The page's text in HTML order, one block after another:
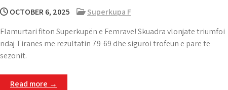
OCTOBER 6, 2025
Superkupa F
Flamurtari fiton Superkupën e Femrave! Skuadra vlonjate triumfoi
ndaj Tiranës me rezultatin 79-69 dhe siguroi trofeun e parë të
sezonit.
Read more →